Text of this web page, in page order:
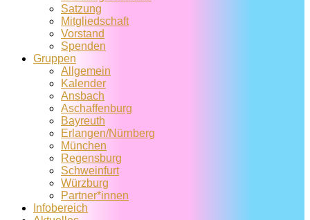
Satzung
Mitglied­schaft
Vorstand
Spenden
Gruppen
Allgemein
Kalender
Ansbach
Aschaffenburg
Bayreuth
Erlangen/Nürnberg
München
Regensburg
Schweinfurt
Würzburg
Partner*innen
Infobereich